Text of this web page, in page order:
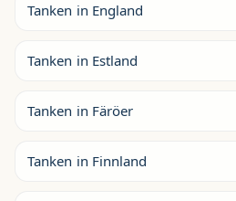
Tanken in England
Tanken in Estland
Tanken in Färöer
Tanken in Finnland